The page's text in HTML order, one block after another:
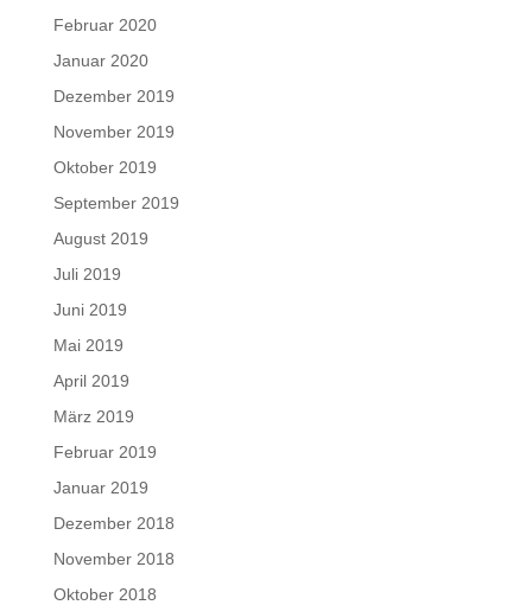
Februar 2020
Januar 2020
Dezember 2019
November 2019
Oktober 2019
September 2019
August 2019
Juli 2019
Juni 2019
Mai 2019
April 2019
März 2019
Februar 2019
Januar 2019
Dezember 2018
November 2018
Oktober 2018